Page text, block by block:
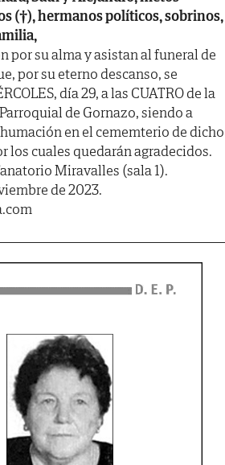
(†), hermanos políticos, sobrinos,
por su alma y asistan al funeral de
por su eterno descanso, se
día 29, a las CUATRO de la
de Gornazo, siendo a
en el cememterio de dicho
los cuales quedarán agradecidos.
Miravalles (sala 1).
de 2023.